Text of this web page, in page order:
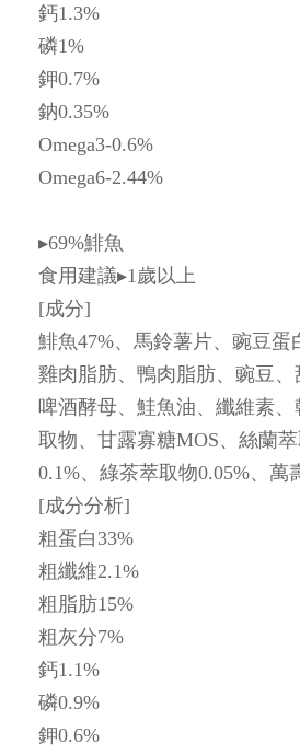
鈣1.3%
磷1%
鉀0.7%
鈉0.35%
Omega3-0.6%
Omega6-2.44%
▸69%鯡魚
食用建議▸1歲以上
[成分]
鯡魚47%、馬鈴薯片、豌豆蛋
雞肉脂肪、鴨肉脂肪、豌豆、
啤酒酵母、鮭魚油、纖維素
取物、甘露寡糖MOS、絲蘭
0.1%、綠茶萃取物0.05%、萬
[成分分析]
粗蛋白33%
粗纖維2.1%
粗脂肪15%
粗灰分7%
鈣1.1%
磷0.9%
鉀0.6%